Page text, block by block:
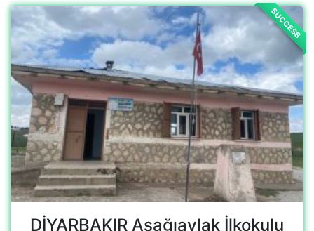
DİYARBAKIR Aşağıavlak İlkokulu
Navend, Cami, 21560 Hazro/Diyarbakır, Türkiye
View Campaign
SUCCESS